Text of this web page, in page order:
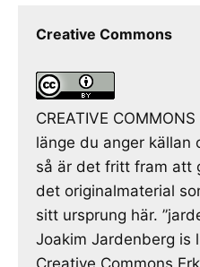
Creative Commons
CREATIVE
länge du anger källan
så är det fritt fram att
det originalmaterial
sitt ursprung här.
Joakim Jardenberg is
Creative Commons